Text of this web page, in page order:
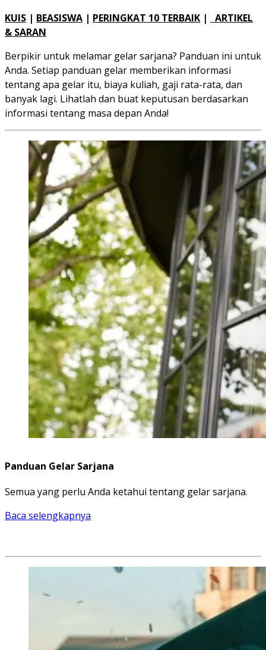
KUIS | BEASISWA | PERINGKAT 10 TERBAIK |
ARTIKEL
& SARAN
Berpikir untuk melamar gelar sarjana? Panduan ini untuk
Anda. Setiap panduan gelar memberikan informasi
tentang apa gelar itu, biaya kuliah, gaji rata-rata, dan
banyak lagi. Lihatlah dan buat keputusan berdasarkan
informasi tentang masa depan Anda!
Panduan Gelar Sarjana
Semua yang perlu Anda ketahui tentang gelar sarjana.
Baca selengkapnya